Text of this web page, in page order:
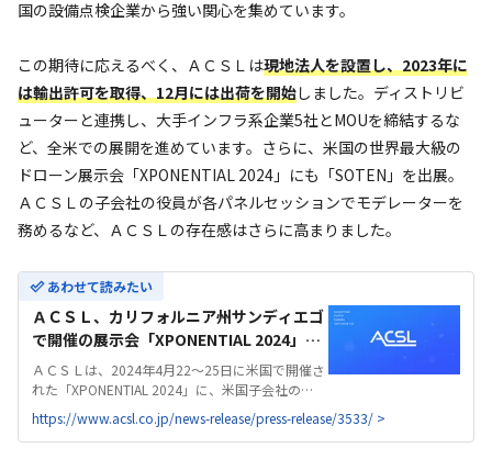
国の設備点検企業から強い関心を集めています。
この期待に応えるべく、ＡＣＳＬは現地法人を設置し、2023年に
は輸出許可を取得、12月には出荷を開始しました。ディストリビ
ューターと連携し、大手インフラ系企業5社とMOUを締結するな
ど、全米での展開を進めています。さらに、米国の世界最大級の
ドローン展示会「XPONENTIAL 2024」にも「SOTEN」を出展。
ＡＣＳＬの子会社の役員が各パネルセッションでモデレーターを
務めるなど、ＡＣＳＬの存在感はさらに高まりました。
あわせて読みたい
ＡＣＳＬ、カリフォルニア州サンディエゴ
で開催の展示会「XPONENTIAL 2024」に
出展 - 国産産業用ドローンのACSL | 株式会
社ＡＣＳＬ
ＡＣＳＬは、2024年4月22～25日に米国で開催さ
れた「XPONENTIAL 2024」に、米国子会社の
ACSL, Inc.と共にSOTENを出展し、現地の設備点
検企業から高い関心を獲得 米国では、経済安全保
障及び脱中国製品...
https://www.acsl.co.jp/news-release/press-release/3533/ >